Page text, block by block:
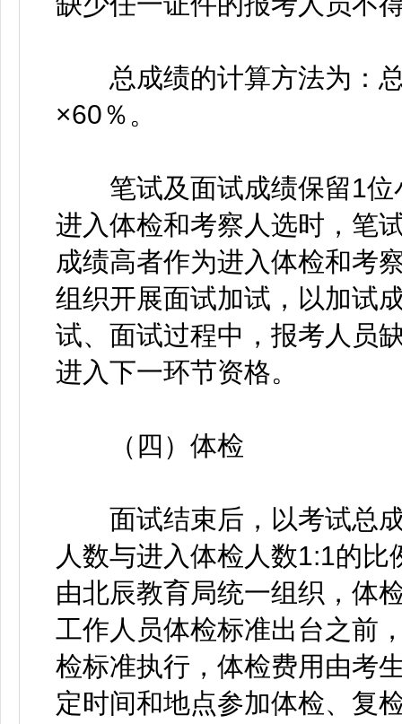
总成绩的计算方法为：总
×60％。
笔试及面试成绩保留1位
进入体检和考察人选时，笔
成绩高者作为进入体检和考
组织开展面试加试，以加试
试、面试过程中，报考人员
进入下一环节资格。
（四）体检
面试结束后，以考试总成
人数与进入体检人数1:1的
由北辰教育局统一组织，体
工作人员体检标准出台之前
检标准执行，体检费用由考
定时间和地点参加体检、复